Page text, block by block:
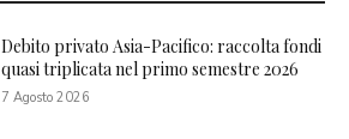
Debito privato Asia-Pacifico: raccolta fondi
quasi triplicata nel primo semestre 2026
7 Agosto 2026